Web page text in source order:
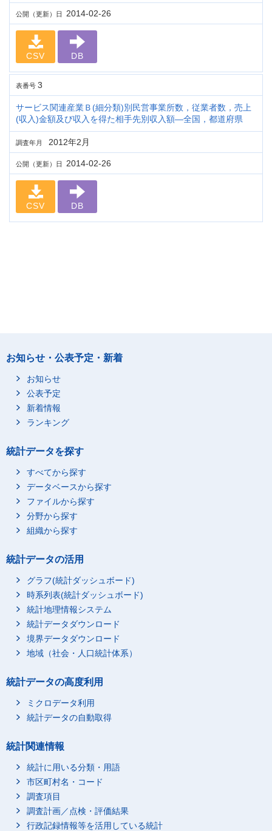
公開（更新）日 2014-02-26
CSV DB
表番号 3
サービス関連産業Ｂ(細分類)別民営事業所数，従業者数，売上
(収入)金額及び収入を得た相手先別収入額―全国，都道府県
調査年月 2012年2月
公開（更新）日 2014-02-26
CSV DB
お知らせ・公表予定・新着
お知らせ
公表予定
新着情報
ランキング
統計データを探す
すべてから探す
データベースから探す
ファイルから探す
分野から探す
組織から探す
統計データの活用
グラフ(統計ダッシュボード)
時系列表(統計ダッシュボード)
統計地理情報システム
統計データダウンロード
境界データダウンロード
地域（社会・人口統計体系）
統計データの高度利用
ミクロデータ利用
統計データの自動取得
統計関連情報
統計に用いる分類・用語
市区町村名・コード
調査項目
調査計画／点検・評価結果
行政記録情報等を活用している統計